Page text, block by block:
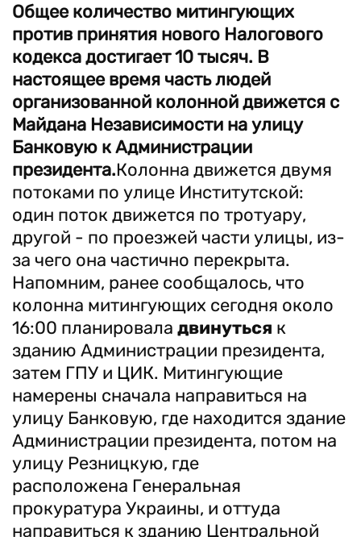
Общее количество митингующих
против принятия нового Налогового
кодекса достигает 10 тысяч. В
настоящее время часть людей
организованной колонной движется с
Майдана Независимости на улицу
Банковую к Администрации
президента.Колонна движется двумя
потоками по улице Институтской:
один поток движется по тротуару,
другой - по проезжей части улицы, из-
за чего она частично перекрыта.
Напомним, ранее сообщалось, что
колонна митингующих сегодня около
16:00 планировала двинуться к
зданию Администрации президента,
затем ГПУ и ЦИК. Митингующие
намерены сначала направиться на
улицу Банковую, где находится здание
Администрации президента, потом на
улицу Резницкую, где
расположена Генеральная
прокуратура Украины, и оттуда
направиться к зданию Центральной